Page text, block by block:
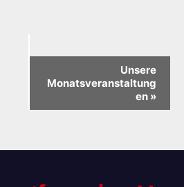
Unsere
Monatsveranstaltung
en »